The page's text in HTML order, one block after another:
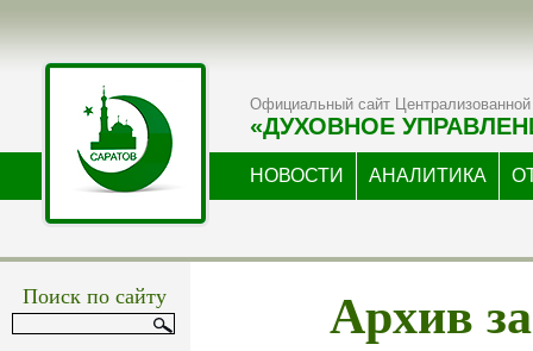
Официальный сайт Централизованной
«ДУХОВНОЕ
НОВОСТИ АНАЛИТИКА
Поиск по сайту Архив